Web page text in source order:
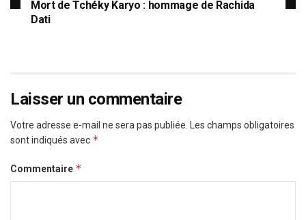
Mort de Tchéky Karyo : hommage de Rachida
Dati
Laisser un commentaire
Votre adresse e-mail ne sera pas publiée. Les champs obligatoires
sont indiqués avec *
Commentaire *